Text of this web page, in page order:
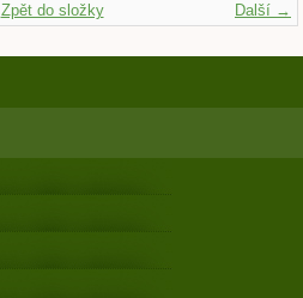
Další →
Zpět do složky